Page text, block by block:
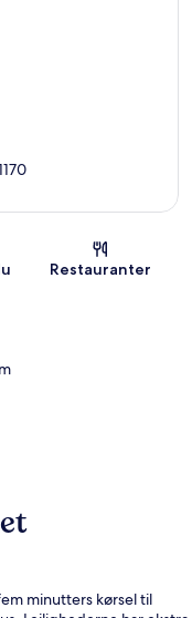
Restauranter
minutters kørsel til